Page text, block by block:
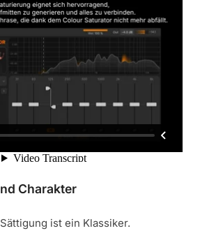
Charakter
ist ein Klassiker.